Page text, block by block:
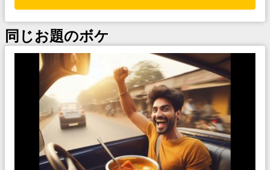
同じお題のボケ